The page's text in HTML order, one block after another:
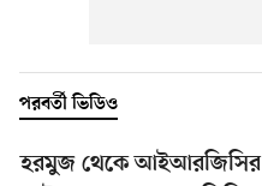
পরবর্তী ভিডিও
হরমুজ থেকে আইআরজিসির